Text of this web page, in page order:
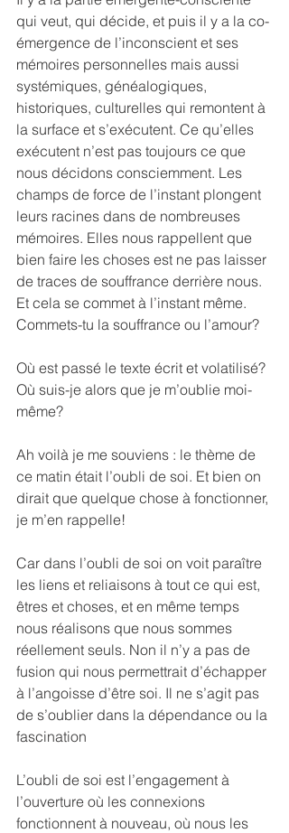
qui veut, qui décide, et puis il y a la co-
émergence de l’inconscient et ses
mémoires personnelles mais aussi
systémiques, généalogiques,
historiques, culturelles qui remontent à
la surface et s’exécutent. Ce qu’elles
exécutent n’est pas toujours ce que
nous décidons consciemment. Les
champs de force de l’instant plongent
leurs racines dans de nombreuses
mémoires. Elles nous rappellent que
bien faire les choses est ne pas laisser
de traces de souffrance derrière nous.
Et cela se commet à l’instant même.
Commets-tu la souffrance ou l’amour?
Où est passé le texte écrit et volatilisé?
Où suis-je alors que je m’oublie moi-
même?
Ah voilà je me souviens : le thème de
ce matin était l’oubli de soi. Et bien on
dirait que quelque chose à fonctionner,
je m’en rappelle!
Car dans l’oubli de soi on voit paraître
les liens et reliaisons à tout ce qui est,
êtres et choses, et en même temps
nous réalisons que nous sommes
réellement seuls. Non il n’y a pas de
fusion qui nous permettrait d’échapper
à l’angoisse d’être soi. Il ne s’agit pas
de s’oublier dans la dépendance ou la
fascination
L’oubli de soi est l’engagement à
l’ouverture où les connexions
fonctionnent à nouveau, où nous les